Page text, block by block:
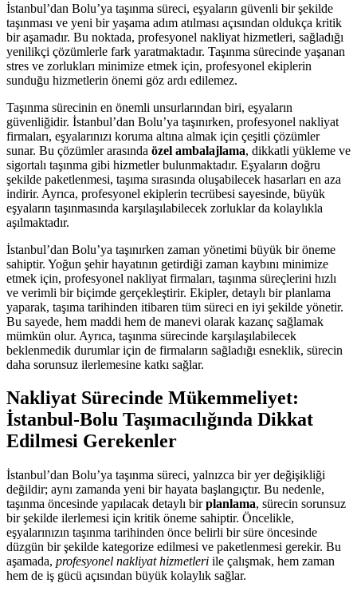
İstanbul’dan Bolu’ya taşınma süreci, eşyaların güvenli bir şekilde
taşınması ve yeni bir yaşama adım atılması açısından oldukça kritik
bir aşamadır. Bu noktada, profesyonel nakliyat hizmetleri, sağladığı
yenilikçi çözümlerle fark yaratmaktadır. Taşınma sürecinde yaşanan
stres ve zorlukları minimize etmek için, profesyonel ekiplerin
sunduğu hizmetlerin önemi göz ardı edilemez.
Taşınma sürecinin en önemli unsurlarından biri, eşyaların
güvenliğidir. İstanbul’dan Bolu’ya taşınırken, profesyonel nakliyat
firmaları, eşyalarınızı koruma altına almak için çeşitli çözümler
sunar. Bu çözümler arasında özel ambalajlama, dikkatli yükleme ve
sigortalı taşınma gibi hizmetler bulunmaktadır. Eşyaların doğru
şekilde paketlenmesi, taşıma sırasında oluşabilecek hasarları en aza
indirir. Ayrıca, profesyonel ekiplerin tecrübesi sayesinde, büyük
eşyaların taşınmasında karşılaşılabilecek zorluklar da kolaylıkla
aşılmaktadır.
İstanbul’dan Bolu’ya taşınırken zaman yönetimi büyük bir öneme
sahiptir. Yoğun şehir hayatının getirdiği zaman kaybını minimize
etmek için, profesyonel nakliyat firmaları, taşınma süreçlerini hızlı
ve verimli bir biçimde gerçekleştirir. Ekipler, detaylı bir planlama
yaparak, taşıma tarihinden itibaren tüm süreci en iyi şekilde yönetir.
Bu sayede, hem maddi hem de manevi olarak kazanç sağlamak
mümkün olur. Ayrıca, taşınma sürecinde karşılaşılabilecek
beklenmedik durumlar için de firmaların sağladığı esneklik, sürecin
daha sorunsuz ilerlemesine katkı sağlar.
Nakliyat Sürecinde Mükemmeliyet:
İstanbul-Bolu Taşımacılığında Dikkat
Edilmesi Gerekenler
İstanbul’dan Bolu’ya taşınma süreci, yalnızca bir yer değişikliği
değildir; aynı zamanda yeni bir hayata başlangıçtır. Bu nedenle,
taşınma öncesinde yapılacak detaylı birplanlama, sürecin sorunsuz
bir şekilde ilerlemesi için kritik öneme sahiptir. Öncelikle,
eşyalarınızın taşınma tarihinden önce belirli bir süre öncesinde
düzgün bir şekilde kategorize edilmesi ve paketlenmesi gerekir. Bu
aşamada, profesyonel nakliyat hizmetleri ile çalışmak, hem zaman
hem de iş gücü açısından büyük kolaylık sağlar.